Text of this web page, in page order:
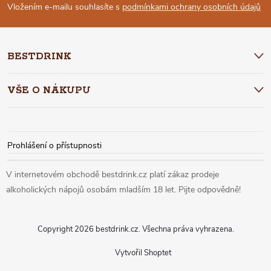
PVložením e-mailu souhlasíte s podmínkami ochrany osobních údajů
BESTDRINK
VŠE O NÁKUPU
Prohlášení o přístupnosti
Vytvořil Shoptet
Copyright 2026 bestdrink.cz. Všechna práva vyhrazena.